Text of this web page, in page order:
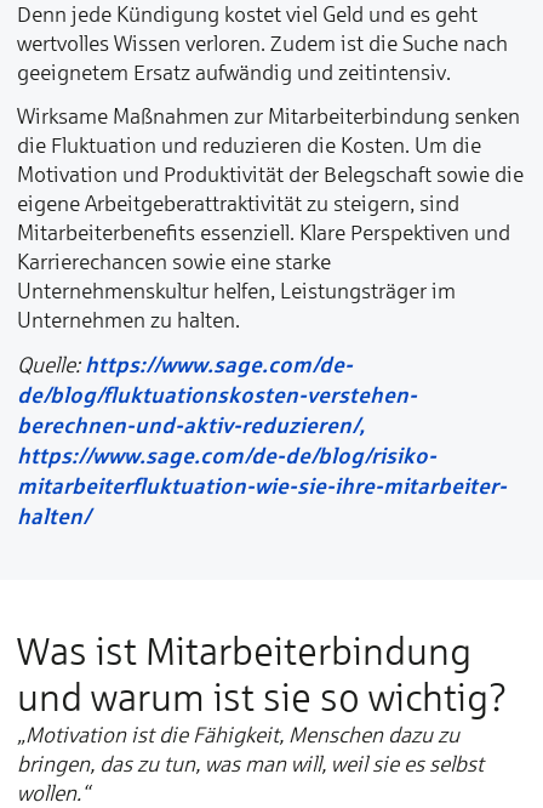
Denn jede Kündigung kostet viel Geld und es geht
wertvolles Wissen verloren. Zudem ist die Suche nach
geeignetem Ersatz aufwändig und zeitintensiv.
Wirksame Maßnahmen zur Mitarbeiterbindung senken
die Fluktuation und reduzieren die Kosten. Um die
Motivation und Produktivität der Belegschaft sowie die
eigene Arbeitgeberattraktivität zu steigern, sind
Mitarbeiterbenefits essenziell. Klare Perspektiven und
Karrierechancen sowie eine starke
Unternehmenskultur helfen, Leistungsträger im
Unternehmen zu halten.
Quelle:https://www.sage.com/de-
de/blog/fluktuationskosten-verstehen-
berechnen-und-aktiv-reduzieren/,
https://www.sage.com/de-de/blog/risiko-
mitarbeiterfluktuation-wie-sie-ihre-mitarbeiter-
halten/
Was ist Mitarbeiterbindung
und warum ist sie so wichtig?
„Motivation ist die Fähigkeit, Menschen dazu zu
bringen, das zu tun, was man will, weil sie es selbst
wollen.“